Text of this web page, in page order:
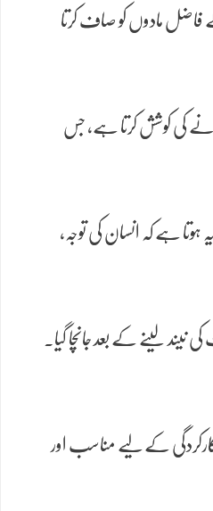
فاضل مادوں کو صاف کرتا
کی کوشش کرتا ہے، جس
ہے کہ انسان کی توجہ،
نیند لینے کے بعد جانچا گیا۔
کے لیے مناسب اور